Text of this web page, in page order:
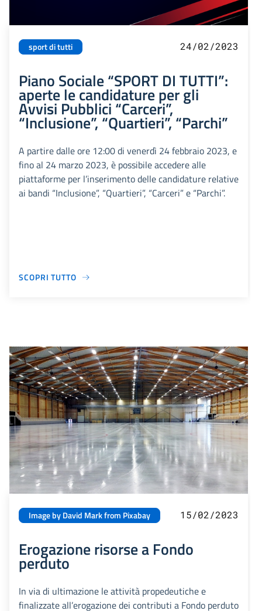
sport di tutti 24/02/2023
Piano Sociale “SPORT DI TUTTI”:
aperte le candidature per gli
Avvisi Pubblici “Carceri”,
“Inclusione”, “Quartieri”, “Parchi”
A partire dalle ore 12:00 di venerdì 24 febbraio 2023, e
fino al 24 marzo 2023, è possibile accedere alle
piattaforme per l’inserimento delle candidature relative
ai bandi “Inclusione”, “Quartieri”, “Carceri” e “Parchi”.
SCOPRI TUTTO
Image by David Mark from Pixabay 15/02/2023
Erogazione risorse a Fondo
perduto
In via di ultimazione le attività propedeutiche e
finalizzate all’erogazione dei contributi a Fondo perduto